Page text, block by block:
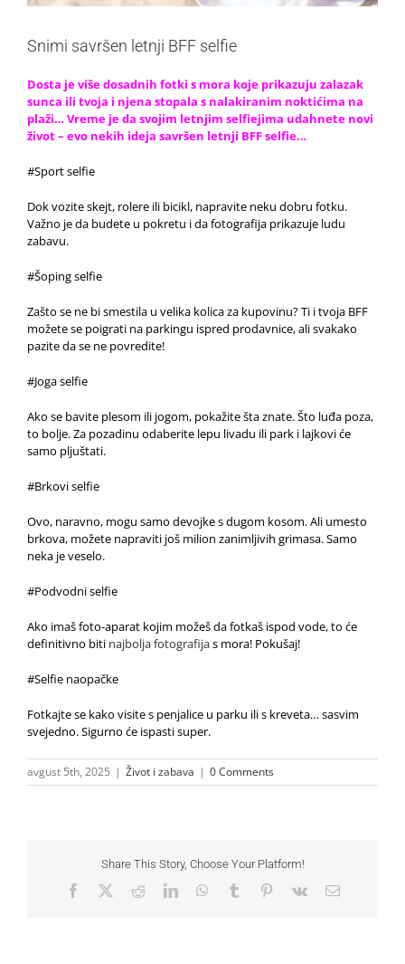
Snimi savršen letnji BFF selfie
Dosta je više dosadnih fotki s mora koje prikazuju zalazak
sunca ili tvoja i njena stopala s nalakiranim noktićima na
plaži… Vreme je da svojim letnjim selfiejima udahnete novi
život – evo nekih ideja savršen letnji BFF selfie…
#Sport selfie
Dok vozite skejt, rolere ili bicikl, napravite neku dobru fotku.
Važno je da budete u pokretu i da fotografija prikazuje ludu
zabavu.
#Šoping selfie
Zašto se ne bi smestila u velika kolica za kupovinu? Ti i tvoja BFF
možete se poigrati na parkingu ispred prodavnice, ali svakako
pazite da se ne povredite!
#Joga selfie
Ako se bavite plesom ili jogom, pokažite šta znate. Što luđa poza,
to bolje. Za pozadinu odaberite lepu livadu ili park i lajkovi će
samo pljuštati.
#Brkovi selfie
Ovo, naravno, mogu samo devojke s dugom kosom. Ali umesto
brkova, možete napraviti još milion zanimljivih grimasa. Samo
neka je veselo.
#Podvodni selfie
Ako imaš foto-aparat kojim možeš da fotkaš ispod vode, to će
definitivno biti najbolja fotografijas mora! Pokušaj!
#Selfie naopačke
Fotkajte se kako visite s penjalice u parku ili s kreveta… sasvim
svejedno. Sigurno će ispasti super.
avgust 5th, 2025 | Život i zabava | 0 Comments
Share This Story, Choose Your Platform!
Facebook RedditLinkedInWhatsApp
Tumblr Pinterest
Vk Email